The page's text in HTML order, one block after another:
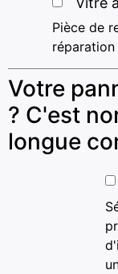
Pièce de
réparation
Votre
? C'est
longue